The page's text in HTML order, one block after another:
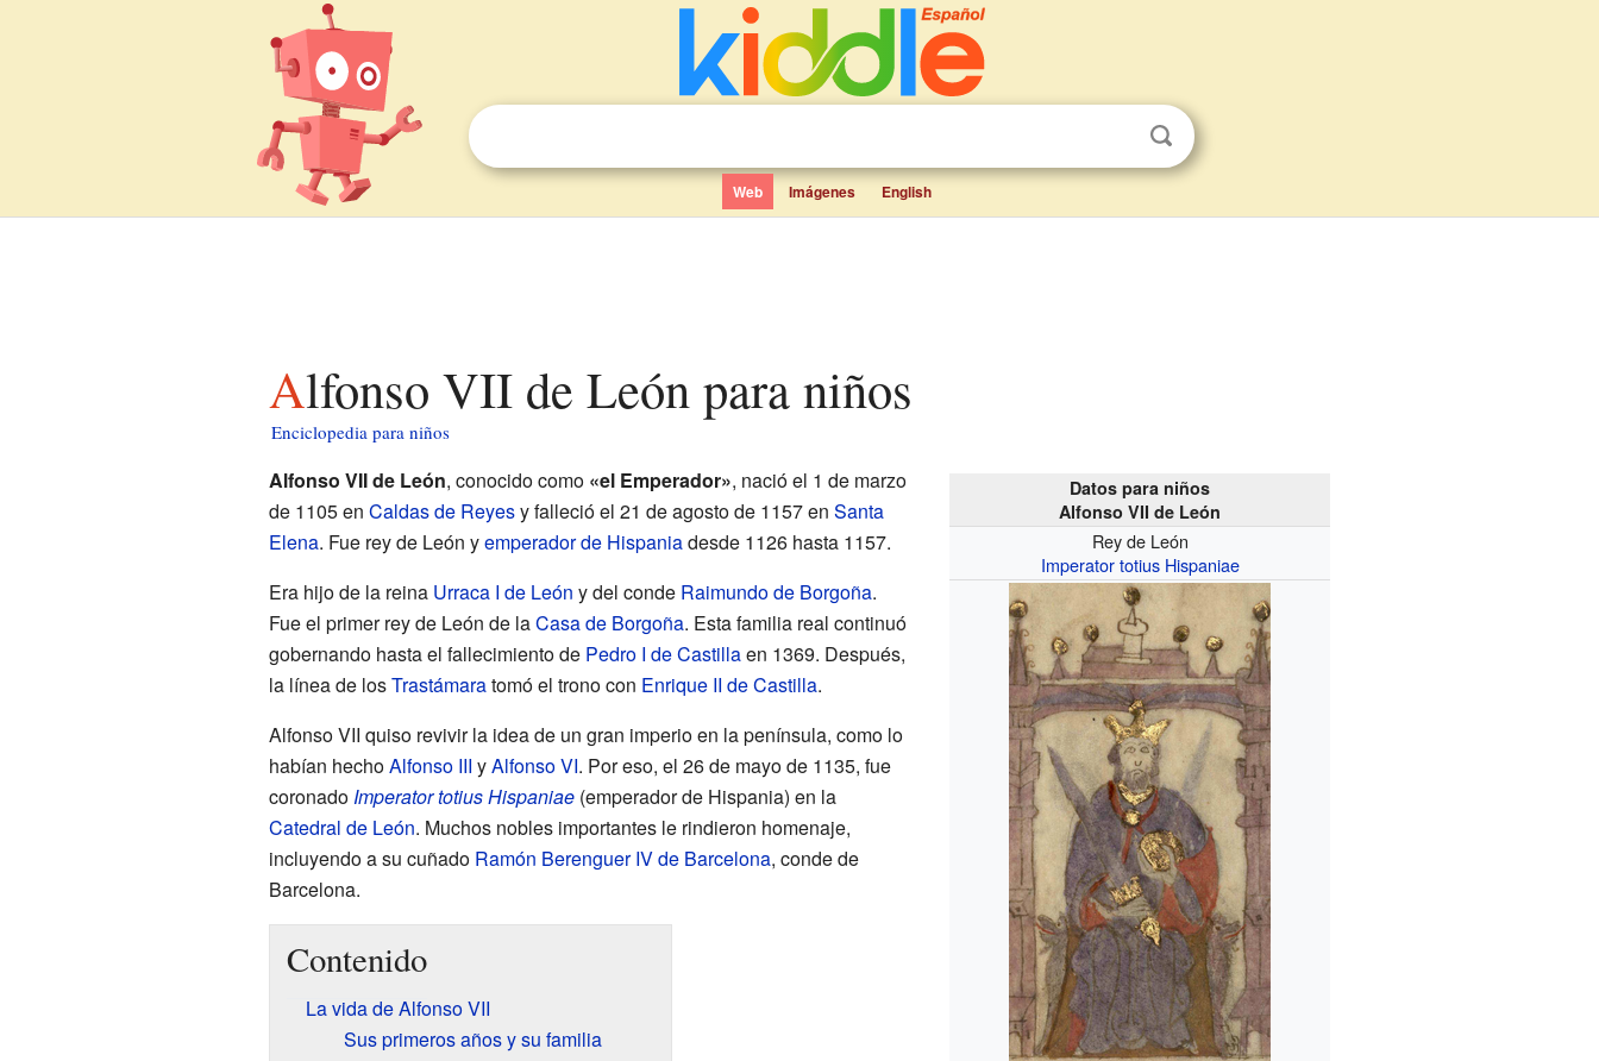
Web Imágenes English
Alfonso VII de León para niños
Enciclopedia para niños
Datos para niños
Alfonso VII de León
Rey de León
Imperator totius Hispaniae
Alfonso VII de León, conocido como «el Emperador», nació el 1 de marzo
de 1105 en Caldas de Reyesy falleció el 21 de agosto de 1157 en Santa
Elena. Fue rey de León yemperador de Hispaniadesde 1126 hasta 1157.
Era hijo de la reina Urraca I de León y del conde Raimundo de Borgoña.
Fue el primer rey de León de laCasa de Borgoña. Esta familia real continuó
gobernando hasta el fallecimiento de Pedro I de Castillaen 1369. Después,
la línea de losTrastámaratomó el trono con Enrique II de Castilla.
Alfonso VII quiso revivir la idea de un gran imperio en la península, como lo
habían hechoAlfonso III yAlfonso VI. Por eso, el 26 de mayo de 1135, fue
coronadoImperator totius Hispaniae(emperador de Hispania) en la
Catedral de León. Muchos nobles importantes le rindieron homenaje,
incluyendo a su cuñado Ramón Berenguer IV de Barcelona, conde de
Barcelona.
Contenido
La vida de Alfonso VII
Sus primeros años y su familia